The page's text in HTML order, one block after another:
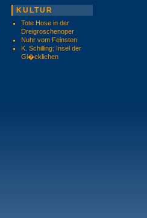
KULTUR
Tote Hose in der
Dreigroschenoper
Nuhr vom Feinsten
K. Schilling: Insel der
Gl�cklichen